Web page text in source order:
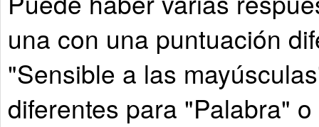
una con una puntuación
"Sensible a las
diferentes para "Palabra"